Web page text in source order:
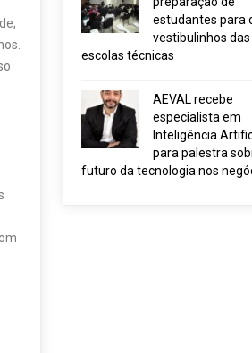
estudantes para
vestibulinhos das
escolas técnicas
AEVAL recebe
especialista em
Inteligência
para palestra
futuro da tecnologia nos